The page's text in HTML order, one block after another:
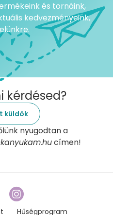
és tornáink,
kedvezményeink,
kérdésed?
küldök
nyugodtan a
címen!
Hűségprogram